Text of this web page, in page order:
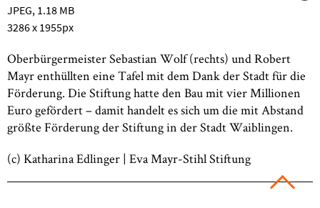
JPEG, 1.18 MB
3286 x 1955px
Oberbürgermeister Sebastian Wolf (rechts) und Robert
Mayr enthüllten eine Tafel mit dem Dank der Stadt für die
Förderung. Die Stiftung hatte den Bau mit vier Millionen
Euro gefördert – damit handelt es sich um die mit Abstand
größte Förderung der Stiftung in der Stadt Waiblingen.
(c) Katharina Edlinger | Eva Mayr-Stihl Stiftung